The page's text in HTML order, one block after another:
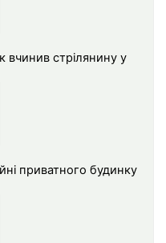
вчинив стрілянину у
приватного будинку